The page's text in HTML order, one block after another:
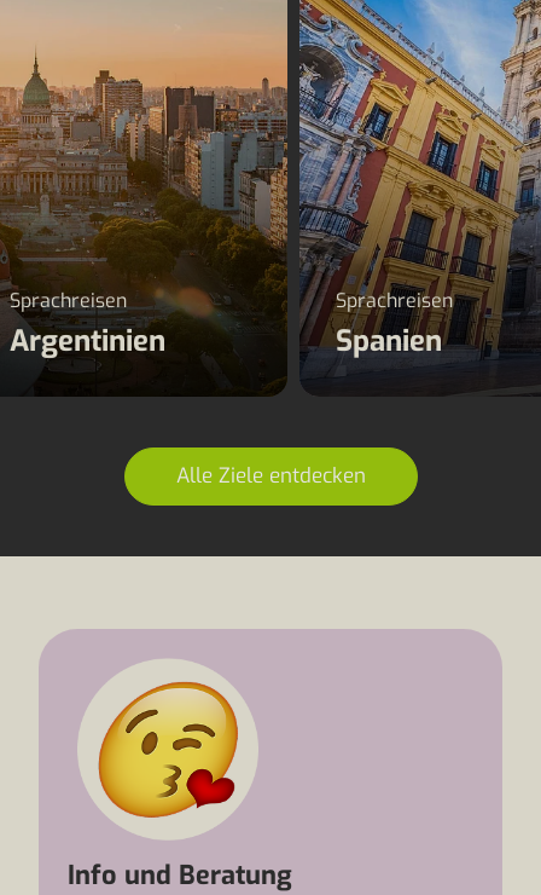
Sprachreisen
Argentinien
Sprachreisen
Spanien
Alle Ziele entdecken
Info und Beratung